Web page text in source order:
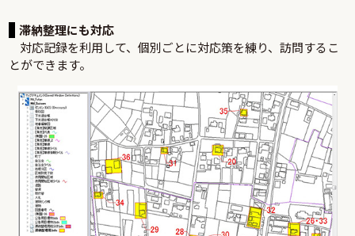
滞納整理にも対応
対応記録を利用して、個別ごとに対応策を練り、訪問するこ
とができます。